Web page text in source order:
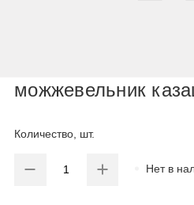
можжевельник
Количество, шт.
Нет в